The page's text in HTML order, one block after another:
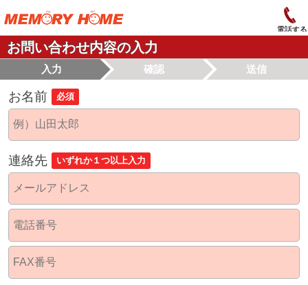
電話する
お問い合わせ内容の入力
入力 確認 送信
お名前 必須
連絡先 いずれか１つ以上入力